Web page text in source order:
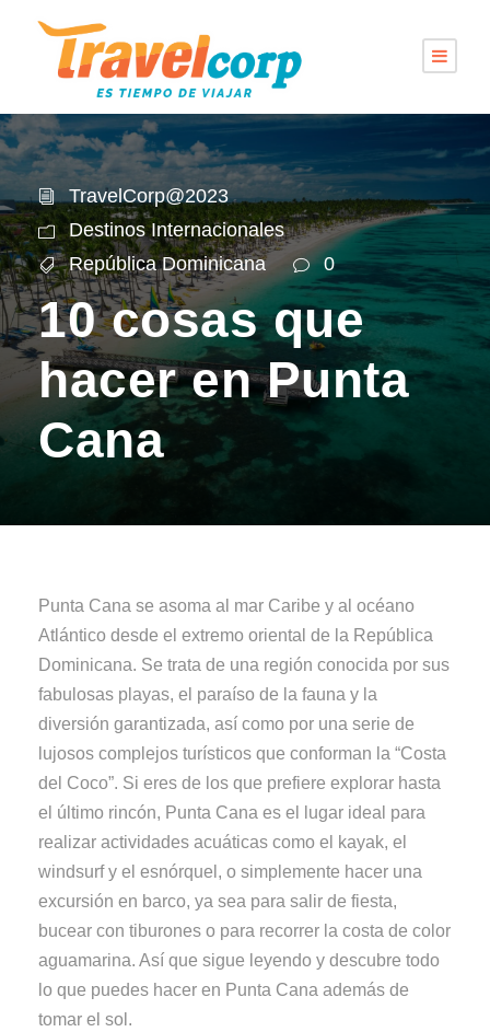
TravelCorp@2023
Destinos Internacionales
República Dominicana
0
10 cosas que
hacer en Punta
Cana
Punta Cana se asoma al mar Caribe y al océano
Atlántico desde el extremo oriental de la República
Dominicana. Se trata de una región conocida por sus
fabulosas playas, el paraíso de la fauna y la
diversión garantizada, así como por una serie de
lujosos complejos turísticos que conforman la “Costa
del Coco”. Si eres de los que prefiere explorar hasta
el último rincón, Punta Cana es el lugar ideal para
realizar actividades acuáticas como el kayak, el
windsurf y el esnórquel, o simplemente hacer una
excursión en barco, ya sea para salir de fiesta,
bucear con tiburones o para recorrer la costa de color
aguamarina. Así que sigue leyendo y descubre todo
lo que puedes hacer en Punta Cana además de
tomar el sol.